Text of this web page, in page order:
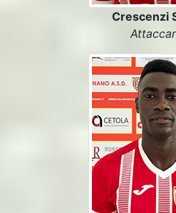
Crescenzi